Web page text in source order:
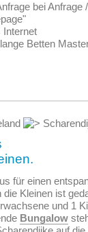
bei
Internet
Betten
für einen
die Kleinen ist
und 1
Bungalow